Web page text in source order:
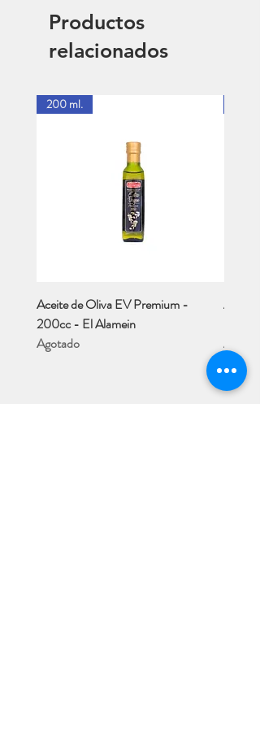
Productos
relacionados
200 ml.
Aceite de Oliva EV Premium -
200cc - El Alamein
Agotado
Aceite
Agotado